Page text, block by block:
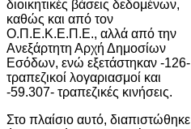
διοικητικές βάσεις δεδομένων,
καθώς και από τον
Ο.Π.Ε.Κ.Ε.Π.Ε., αλλά από την
Ανεξάρτητη Αρχή Δημοσίων
Εσόδων, ενώ εξετάστηκαν -126-
τραπεζικοί λογαριασμοί και
-59.307- τραπεζικές κινήσεις.
Στο πλαίσιο αυτό, διαπιστώθηκε